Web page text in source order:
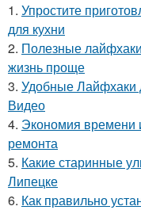
1. Упростите
для кухни
2. Полезные
жизнь проще
3. Удобные Лайфхаки
Видео
4. Экономия времени
ремонта
5. Какие старинные
Липецке
6. Как правильно